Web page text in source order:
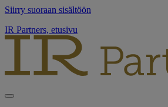
Siirry suoraan sisältöön
IR Partners, etusivu